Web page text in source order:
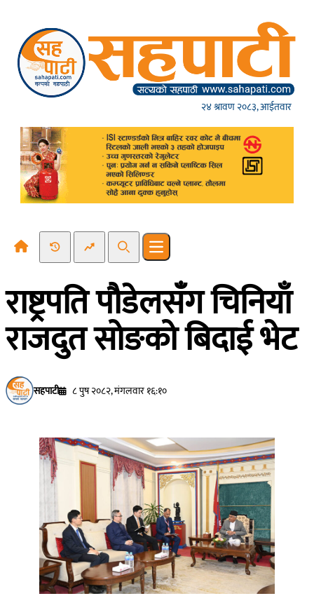
२४ श्रावण २०८३, आईतवार
Recent NewsTrending News
SearchOpen main menu
राष्ट्रपति पौडेलसँग चिनियाँ
राजदुत सोङको बिदाई भेट
सहपाटी ८ पुष २०८२, मंगलवार १६:१०